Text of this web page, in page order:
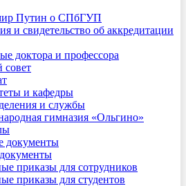
Путин о СПбГУП
и свидетельство об аккредитации
доктора и профессора
и кафедры
и службы
гимназия «Ольгино»
документы
приказы для сотрудников
приказы для студентов